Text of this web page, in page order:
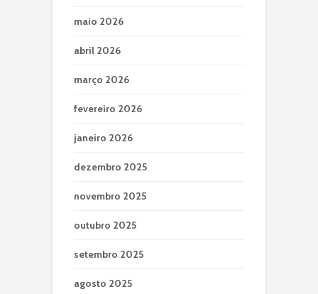
maio 2026
abril 2026
março 2026
fevereiro 2026
janeiro 2026
dezembro 2025
novembro 2025
outubro 2025
setembro 2025
agosto 2025